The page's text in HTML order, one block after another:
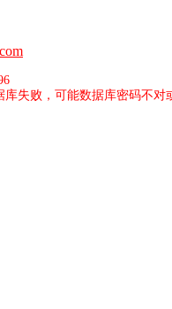
库失败，可能数据库密码不对